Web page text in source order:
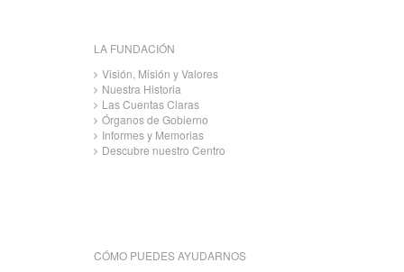
LA FUNDACIÓN
Visión, Misión y Valores
Nuestra Historia
Las Cuentas Claras
Órganos de Gobierno
Informes y Memorias
Descubre nuestro Centro
CÓMO PUEDES AYUDARNOS